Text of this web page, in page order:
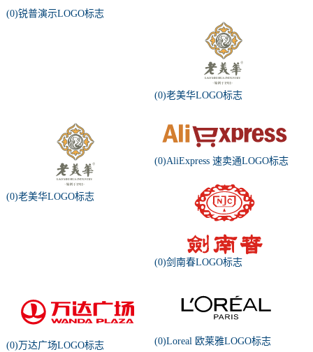
(0)锐普演示LOGO标志
(0)老美华LOGO标志
(0)老美华LOGO标志
(0)AliExpress 速卖通LOGO标志
(0)剑南春LOGO标志
(0)万达广场LOGO标志 (0)Loreal 欧莱雅LOGO标志